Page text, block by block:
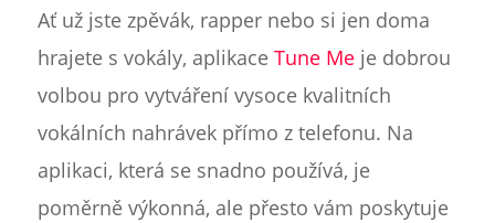
Ať už jste zpěvák, rapper nebo si jen doma
hrajete s vokály, aplikace Tune Meje dobrou
volbou pro vytváření vysoce kvalitních
vokálních nahrávek přímo z telefonu. Na
aplikaci, která se snadno používá, je
poměrně výkonná, ale přesto vám poskytuje